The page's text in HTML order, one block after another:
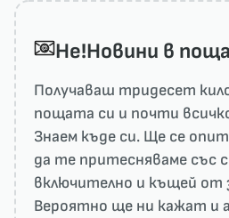
He!Новини в
Получаваш тридесет
пощата си и почти
Знаем къде си. Ще се
да те притесняваме със
включително и къщей от
Вероятно ще ни кажат и